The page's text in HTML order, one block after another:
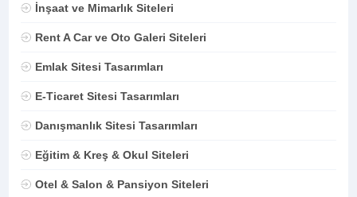
İnşaat ve Mimarlık Siteleri
Rent A Car ve Oto Galeri Siteleri
Emlak Sitesi Tasarımları
E-Ticaret Sitesi Tasarımları
Danışmanlık Sitesi Tasarımları
Eğitim & Kreş & Okul Siteleri
Otel & Salon & Pansiyon Siteleri